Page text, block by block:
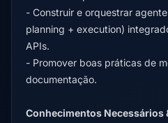
- Construir e orquestrar
planning + execution)
APIs.
- Promover boas práticas de
documentação.
Conhecimentos Necessários